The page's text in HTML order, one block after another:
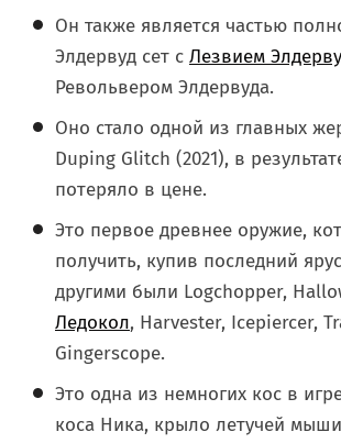
Он также является частью
Элдервуд сет с Лезвием
Револьвером Элдервуда.
Оно стало одной из главных
Duping Glitch (2021), в
потеряло в цене.
Это первое древнее оружие,
получить, купив последний
другими были Logchopper,
Ледокол, Harvester, Icepiercer,
Gingerscope.
Это одна из немногих кос в
коса Ника, крыло летучей